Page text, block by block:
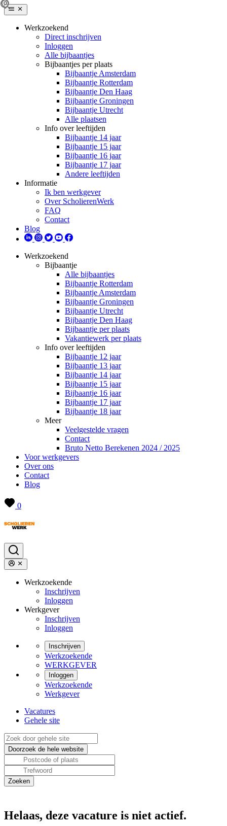
Werkzoekend
Direct inschrijven
Inloggen
Alle bijbaantjes
Bijbaantjes per plaats
Bijbaantje Amsterdam
Bijbaantje Rotterdam
Bijbaantje Den Haag
Bijbaantje Groningen
Bijbaantje Utrecht
Alle plaatsen
Info over leeftijden
Bijbaantje 14 jaar
Bijbaantje 15 jaar
Bijbaantje 16 jaar
Bijbaantje 17 jaar
Andere leeftijden
Informatie
Ik ben werkgever
Over ScholierenWerk
FAQ
Contact
Blog
Werkzoekend
Bijbaantje
Alle bijbaantjes
Bijbaantje Rotterdam
Bijbaantje Amsterdam
Bijbaantje Groningen
Bijbaantje Utrecht
Bijbaantje Den Haag
Bijbaantje per plaats
Vakantiewerk per plaats
Info over leeftijden
Bijbaantje 12 jaar
Bijbaantje 13 jaar
Bijbaantje 14 jaar
Bijbaantje 15 jaar
Bijbaantje 16 jaar
Bijbaantje 17 jaar
Bijbaantje 18 jaar
Meer
Veelgestelde vragen
Contact
Bruto Netto Berekenen 2024 / 2025
Voor werkgevers
Over ons
Contact
Blog
0
Werkzoekende
Inschrijven
Inloggen
Werkgever
Inschrijven
Inloggen
Inschrijven
Werkzoekende
WERKGEVER
Inloggen
Werkzoekende
Werkgever
Vacatures
Gehele site
Helaas, deze vacature is niet actief.